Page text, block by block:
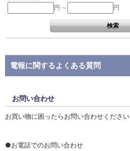
円 ～
円
電報に関するよくある質問
お問い合わせ
お買い物に困ったらお問い合わせください
●お電話でのお問い合わせ